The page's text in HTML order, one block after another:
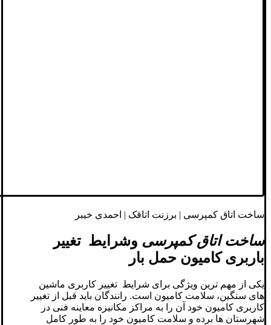
ساخت اتاق کمپرسی | برزنت اتاقک | احمدی خیبر
ساخت اتاق کمپرسی وشرایط تغییر
باربری کامیون حمل بار
یکی از مهم ترین ویژگی برای شرایط تغییر کاربری ماشین
های سنگین، سلامت کامیون است. رانندگان باید قبل از تغییر
کاربری کامیون خود آن را به مراکز مکانیزه معاینه فنی در
شهرستان ها برده و سلامت کامیون خود را به طور کامل